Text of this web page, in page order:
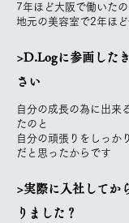
7年ほど大阪で働いたの
地元の美容室で2年ほ
>D.Logに参画した
さい
自分の成長の為に出来
たのと
自分の頑張りをしっか
だと思ったからです
>実際に入社してか
りました？